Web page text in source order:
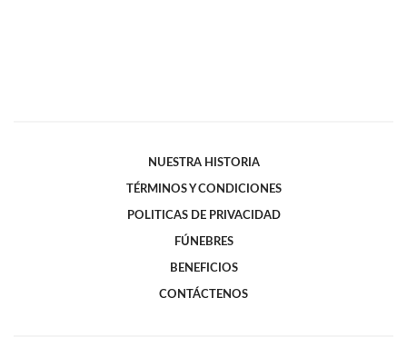
NUESTRA HISTORIA
TÉRMINOS Y CONDICIONES
POLITICAS DE PRIVACIDAD
FÚNEBRES
BENEFICIOS
CONTÁCTENOS